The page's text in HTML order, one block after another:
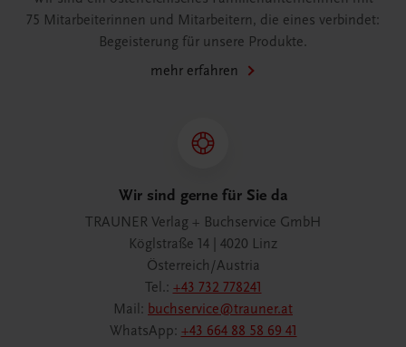
75 Mitarbeiterinnen und Mitarbeitern, die eines verbindet:
Begeisterung für unsere Produkte.
mehr erfahren
Wir sind gerne für Sie da
TRAUNER Verlag + Buchservice GmbH
Köglstraße 14 | 4020 Linz
Österreich/Austria
Tel.: +43 732 778241
Mail: buchservice@trauner.at
WhatsApp: +43 664 88 58 69 41